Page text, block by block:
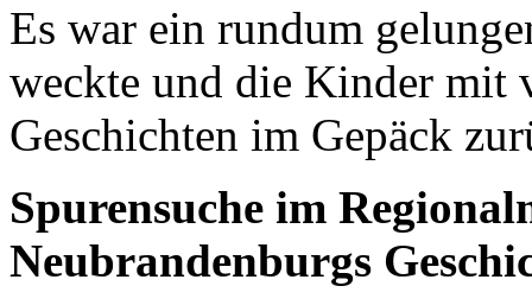
Es war ein rundum
weckte und die Kinder mit
Geschichten im Gepäck
Spurensuche im
Neubrandenburgs